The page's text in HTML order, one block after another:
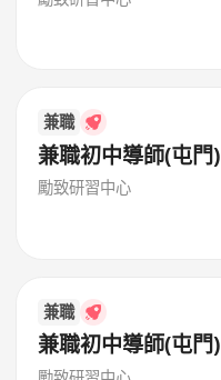
兼職
兼職初中導師(屯門)
勵致研習中心
兼職
兼職初中導師(屯門)